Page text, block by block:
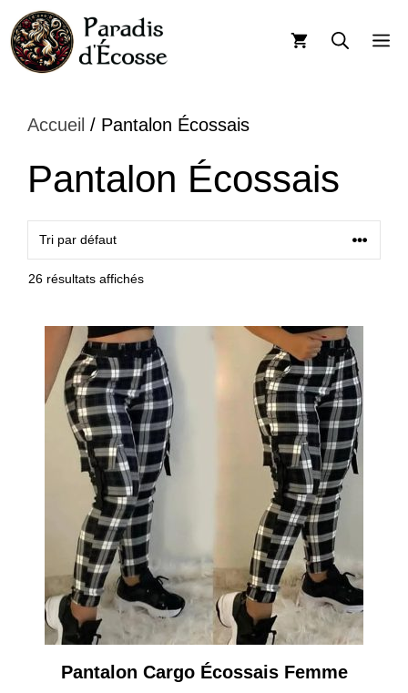
Aller
au
contenu
Accueil / Pantalon Écossais
Pantalon Écossais
26 résultats affichés
Pantalon Cargo Écossais Femme